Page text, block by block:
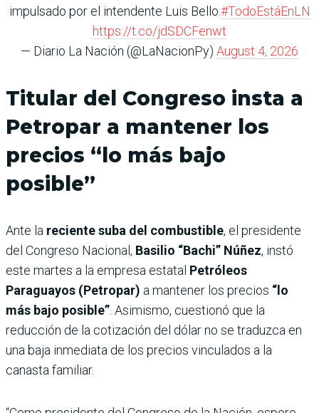
impulsado por el intendente Luis Bello.#TodoEstáEnLN
https://t.co/jdSDCFenwt
— Diario La Nación (@LaNacionPy) August 4, 2026
Titular del Congreso insta a
Petropar a mantener los
precios “lo más bajo
posible”
Ante la reciente suba del combustible, el presidente
del Congreso Nacional, Basilio “Bachi” Núñez, instó
este martes a la empresa estatal Petróleos
Paraguayos (Petropar) a mantener los precios “lo
más bajo posible” . Asimismo, cuestionó que la
reducción de la cotización del dólar no se traduzca en
una baja inmediata de los precios vinculados a la
canasta familiar.